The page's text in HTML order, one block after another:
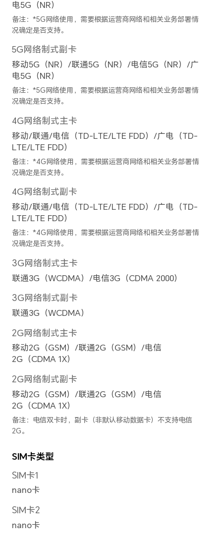
后置摄像头摄像分辨率
最大可支持 3840 × 2160像素
备注：不同拍摄模式的视频像素可能
后置摄像头变焦模式
最大10倍数字变焦
备注：不同模式下可能有差异，请以实
拍摄功能
延时摄影/AI摄影/超大广角/大
景模式/人像模式/专业拍照/
滤镜/水印/文档矫正/超级微
照/定时拍照/连拍/高像素
前置摄像头
前置摄像头
3200万像素高清镜头（f/2.2）
备注：不同模式的照片和视频的像素